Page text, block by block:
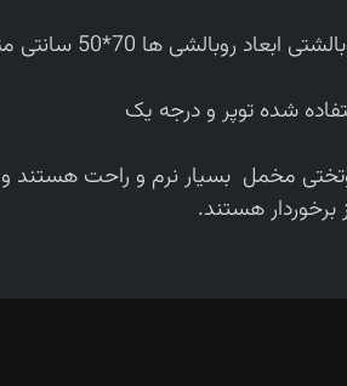
شده توپر و درجه یک
مخمل بسیار نرم و راحت هستند
برخوردار هستند.